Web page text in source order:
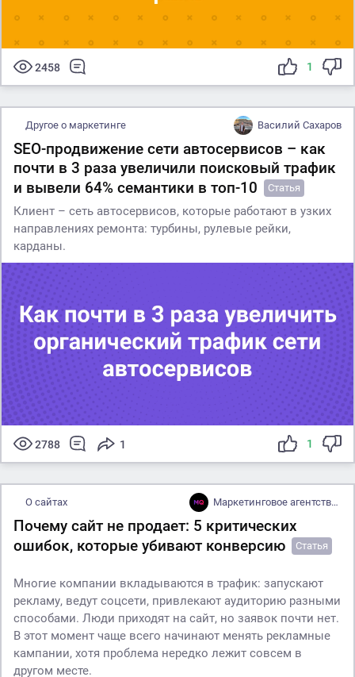
2458 1
Другое о маркетинге Василий Сахаров
SEO-продвижение сети автосервисов – как
почти в 3 раза увеличили поисковый трафик
и вывели 64% семантики в топ-10
Статья
Клиент – сеть автосервисов, которые работают в узких
направлениях ремонта: турбины, рулевые рейки,
карданы.
2788 1 1
О сайтах Маркетинговое агентство MEEQU
Почему сайт не продает: 5 критических
ошибок, которые убивают конверсию
Статья
Многие компании вкладываются в трафик: запускают
рекламу, ведут соцсети, привлекают аудиторию разными
способами. Люди приходят на сайт, но заявок почти нет.
В этот момент чаще всего начинают менять рекламные
кампании, хотя проблема нередко лежит совсем в
другом месте.